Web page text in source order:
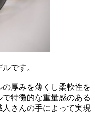
です。
厚みを薄くし柔軟性を
特徴的な重量感のある
さんの手によって実現